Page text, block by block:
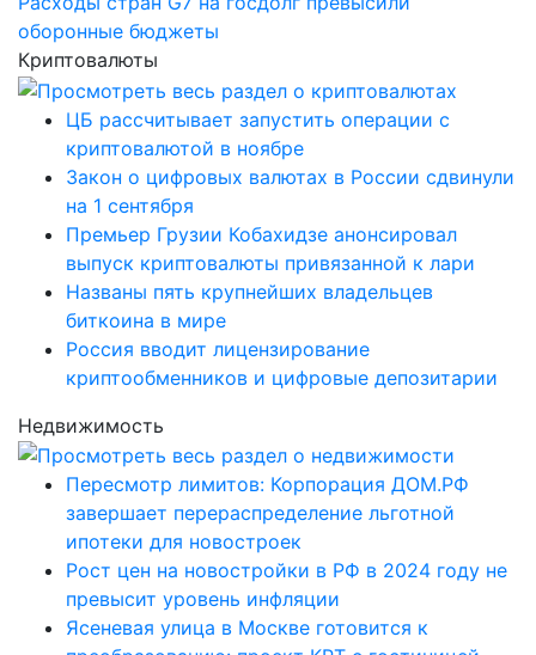
оборонные бюджеты
Криптовалюты
ЦБ рассчитывает запустить операции с
криптовалютой в ноябре
Закон о цифровых валютах в России сдвинули
на 1 сентября
Премьер Грузии Кобахидзе анонсировал
выпуск криптовалюты привязанной к лари
Названы пять крупнейших владельцев
биткоина в мире
Россия вводит лицензирование
криптообменников и цифровые депозитарии
Недвижимость
Пересмотр лимитов: Корпорация ДОМ.РФ
завершает перераспределение льготной
ипотеки для новостроек
Рост цен на новостройки в РФ в 2024 году не
превысит уровень инфляции
Ясеневая улица в Москве готовится к